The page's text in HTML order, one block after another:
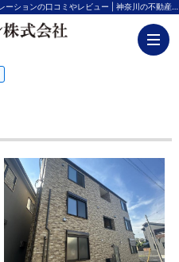
藤沢市｜投資物件の購入・成約事例 横濱コーポレーションの口コミやレビュー | 神奈川の不動産投資、新築アパート経営は横濱コーポレーション